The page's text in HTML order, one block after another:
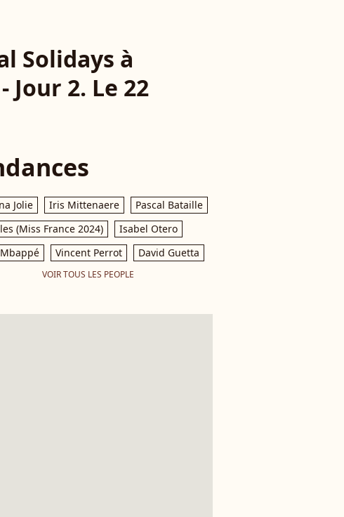
Solidays à
2. Le 22
Jolie Iris Mittenaere
Pascal Bataille
(Miss France 2024)
Isabel Otero
Vincent Perrot David Guetta
VOIR TOUS LES PEOPLE